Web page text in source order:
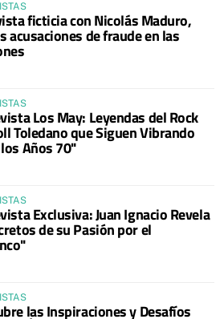
ficticia con Nicolás Maduro,
acusaciones de fraude en las
Los May: Leyendas del Rock
Toledano que Siguen Vibrando
Años 70"
Exclusiva: Juan Ignacio Revela
de su Pasión por el
las Inspiraciones y Desafíos